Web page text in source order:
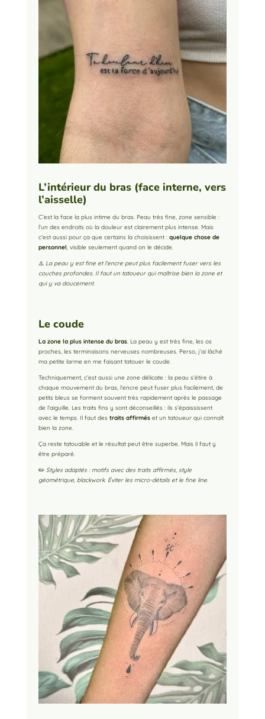
L’intérieur du bras (face interne, vers
l’aisselle)
C’est la face la plus intime du bras. Peau très fine, zone sensible :
l’un des endroits où la douleur est clairement plus intense. Mais
c’est aussi pour ça que certains la choisissent : quelque chose de
personnel, visible seulement quand on le décide.
⚠️La peau y est fine et l’encre peut plus facilement fuser vers les
couches profondes. Il faut un tatoueur qui maîtrise bien la zone et
qui y va doucement.
Le coude
La zone la plus intense du bras. La peau y est très fine, les os
proches, les terminaisons nerveuses nombreuses. Perso, j’ai lâché
ma petite larme en me faisant tatouer le coude.
Techniquement, c’est aussi une zone délicate : la peau s’étire à
chaque mouvement du bras, l’encre peut fuser plus facilement, de
petits bleus se forment souvent très rapidement après le passage
de l’aiguille. Les traits fins y sont déconseillés : ils s’épaississent
avec le temps. Il faut des traits affirméset un tatoueur qui connaît
bien la zone.
Ça reste tatouable et le résultat peut être superbe. Mais il faut y
être préparé.
✏️Styles adaptés : motifs avec des traits affirmés, style
géométrique, blackwork. Éviter les micro-détails et le fine line.